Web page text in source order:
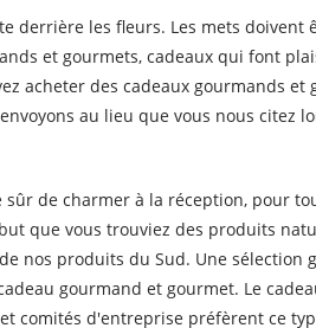
derrière les fleurs. Les mets
et gourmets, cadeaux qui font
acheter des cadeaux gourmands
au lieu que vous nous citez
de charmer à la réception, pour
que vous trouviez des produits
nos produits du Sud. Une
gourmand et gourmet. Le
comités d'entreprise préfèrent ce